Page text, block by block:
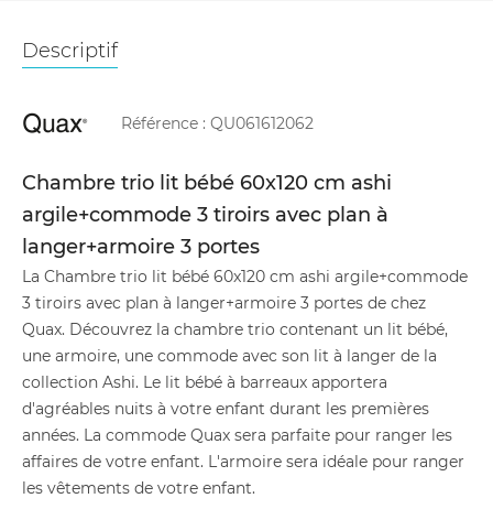
Descriptif
Référence : QU061612062
Chambre trio lit bébé 60x120 cm ashi
argile+commode 3 tiroirs avec plan à
langer+armoire 3 portes
La Chambre trio lit bébé 60x120 cm ashi argile+commode
3 tiroirs avec plan à langer+armoire 3 portes de chez
Quax. Découvrez la chambre trio contenant un lit bébé,
une armoire, une commode avec son lit à langer de la
collection Ashi. Le lit bébé à barreaux apportera
d'agréables nuits à votre enfant durant les premières
années. La commode Quax sera parfaite pour ranger les
affaires de votre enfant. L'armoire sera idéale pour ranger
les vêtements de votre enfant.